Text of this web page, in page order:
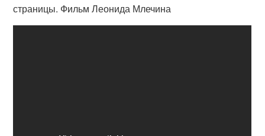
страницы. Фильм Леонида Млечина